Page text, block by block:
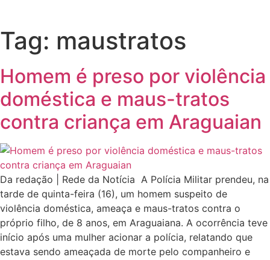
Tag: maustratos
Homem é preso por violência
doméstica e maus-tratos
contra criança em Araguaian
Da redação | Rede da Notícia A Polícia Militar prendeu, na
tarde de quinta-feira (16), um homem suspeito de
violência doméstica, ameaça e maus-tratos contra o
próprio filho, de 8 anos, em Araguaiana. A ocorrência teve
início após uma mulher acionar a polícia, relatando que
estava sendo ameaçada de morte pelo companheiro e